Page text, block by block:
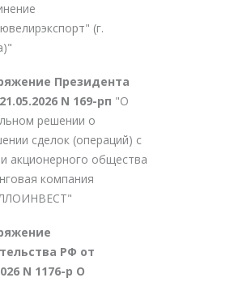
(г.
Президента
N 169-рп "О
решении о
сделок (операций) с
акционерного общества
компания
РФ от
N 1176-р О